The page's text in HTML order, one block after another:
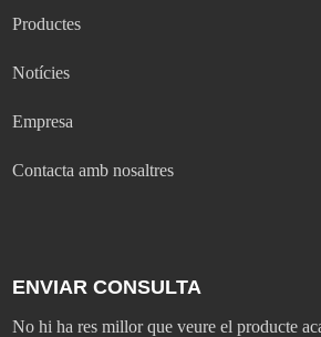
Productes
Notícies
Empresa
Contacta amb nosaltres
ENVIAR CONSULTA
No hi ha res millor que veure el producte